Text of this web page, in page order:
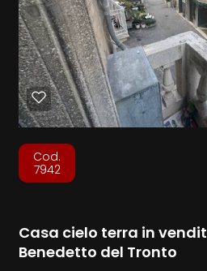
Cod.
7942
Casa cielo terra in
Benedetto del Tronto